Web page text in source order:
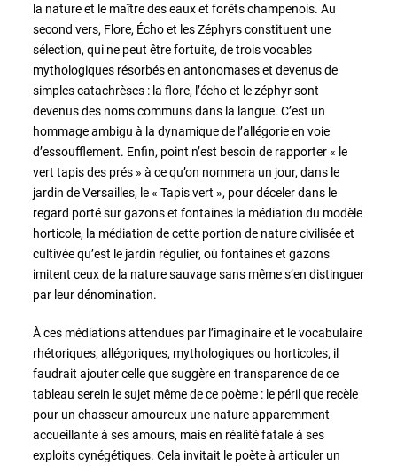
la nature et le maître des eaux et forêts champenois. Au
second vers, Flore, Écho et les Zéphyrs constituent une
sélection, qui ne peut être fortuite, de trois vocables
mythologiques résorbés en antonomases et devenus de
simples catachrèses : la flore, l’écho et le zéphyr sont
devenus des noms communs dans la langue. C’est un
hommage ambigu à la dynamique de l’allégorie en voie
d’essoufflement. Enfin, point n’est besoin de rapporter « le
vert tapis des prés » à ce qu’on nommera un jour, dans le
jardin de Versailles, le « Tapis vert », pour déceler dans le
regard porté sur gazons et fontaines la médiation du modèle
horticole, la médiation de cette portion de nature civilisée et
cultivée qu’est le jardin régulier, où fontaines et gazons
imitent ceux de la nature sauvage sans même s’en distinguer
par leur dénomination.
À ces médiations attendues par l’imaginaire et le vocabulaire
rhétoriques, allégoriques, mythologiques ou horticoles, il
faudrait ajouter celle que suggère en transparence de ce
tableau serein le sujet même de ce poème : le péril que recèle
pour un chasseur amoureux une nature apparemment
accueillante à ses amours, mais en réalité fatale à ses
exploits cynégétiques. Cela invitait le poète à articuler un